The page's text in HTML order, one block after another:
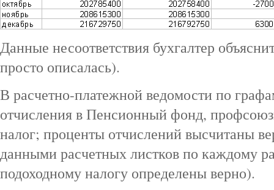
Данные несоответствия бухгалтер
просто описалась).
В расчетно-платежной ведомости по
отчисления в Пенсионный фонд,
налог; проценты отчислений высчитаны
данными расчетных листков по каждому
подоходному налогу определены верно).